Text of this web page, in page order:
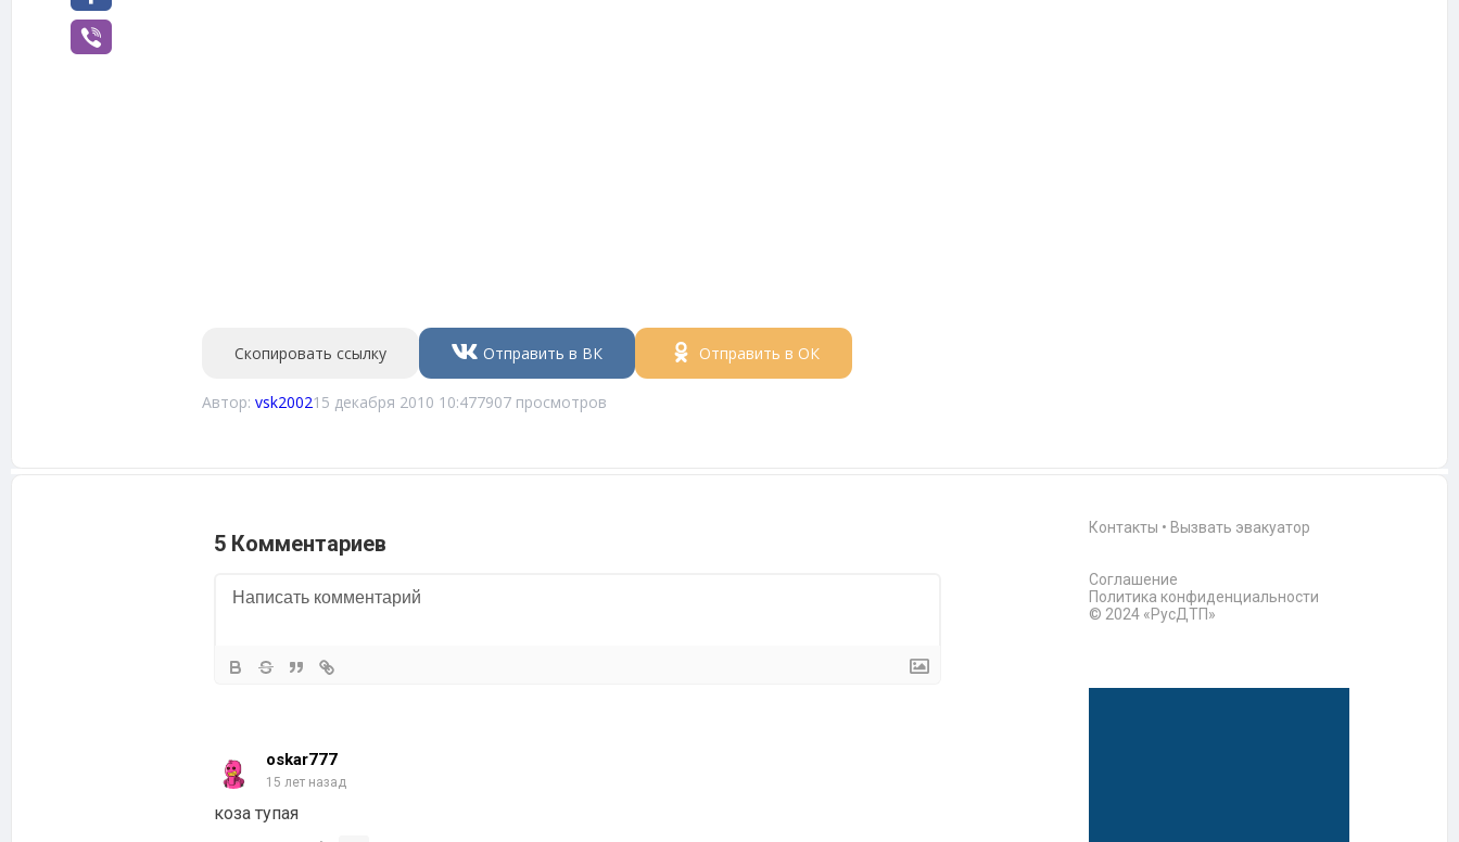
Скопировать ссылку Отправить в ВК Отправить в ОК
Автор: vsk200215 декабря 2010 10:477907 просмотров
5 Комментариев
oskar777
15 лет назад
коза тупая
Контакты • Вызвать эвакуатор
Соглашение
Политика конфиденциальности
© 2024 «РусДТП»